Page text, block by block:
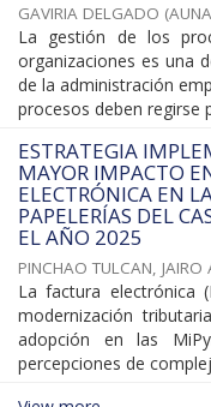
GAVIRIA DELGADO (
La gestión de los
organizaciones es una
de la administración
procesos deben regirse
ESTRATEGIA
MAYOR IMPACTO
ELECTRÓNICA EN
PAPELERÍAS DEL
EL AÑO 2025
PINCHAO TULCAN, JAIRO
La factura electrónica
modernización
adopción en las
percepciones de